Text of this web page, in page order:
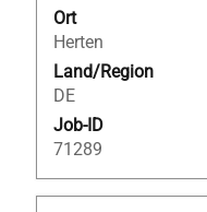
Ort
Herten
Land/Region
DE
Job-ID
71289